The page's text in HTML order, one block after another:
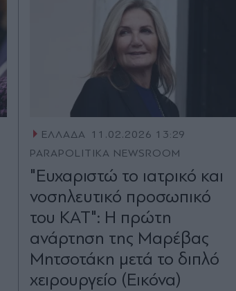
ΕΛΛΑΔΑ 11.02.2026 13:29
PARAPOLITIKA NEWSROOM
"Ευχαριστώ το ιατρικό και
νοσηλευτικό προσωπικό
του ΚΑΤ": Η πρώτη
ανάρτηση της Μαρέβας
Μητσοτάκη μετά το διπλό
χειρουργείο (Εικόνα)